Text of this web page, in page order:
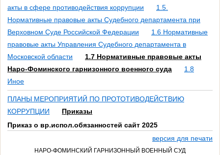
акты в сфере противодействия коррупции
1.5.
Нормативные правовые акты Судебного департамента при
Верховном Суде Российской Федерации
1.6 Нормативные
правовые акты Управления Судебного департамента в
Московской области
1.7 Нормативные правовые акты
Наро-Фоминского гарнизонного военного суда
1.8
Иное
ПЛАНЫ МЕРОПРИЯТИЙ ПО ПРОТОТИВОДЕЙСТВИЮ
КОРРУПЦИИ
Приказы
Приказ о вр.испол.обязанностей сайт 2025
версия для печати
НАРО-ФОМИНСКИЙ ГАРНИЗОННЫЙ ВОЕННЫЙ СУД